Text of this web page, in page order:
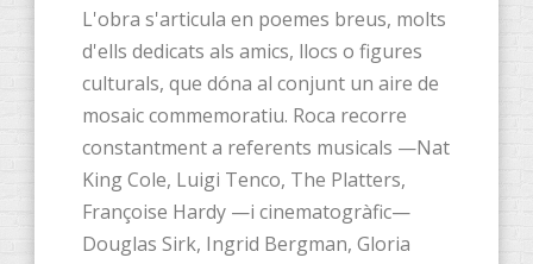
L'obra s'articula en poemes breus, molts
d'ells dedicats als amics, llocs o figures
culturals, que dóna al conjunt un aire de
mosaic commemoratiu. Roca recorre
constantment a referents musicals —Nat
King Cole, Luigi Tenco, The Platters,
Françoise Hardy —i cinematogràfic—
Douglas Sirk, Ingrid Bergman, Gloria